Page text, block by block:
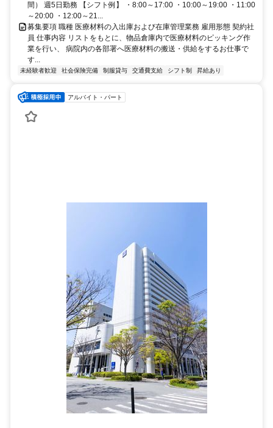
間） 週5日勤務 【シフト例】 ・8:00～17:00 ・10:00～19:00 ・11:00
～20:00 ・12:00～21...
募集要項 職種 医療材料の入出庫および在庫管理業務 雇用形態 契約社
員 仕事内容 リストをもとに、物品倉庫内で医療材料のピッキング作
業を行い、 病院内の各部署へ医療材料の搬送・供給をするお仕事で
す...
未経験者歓迎 社会保険完備 制服貸与 交通費支給 シフト制 昇給あり
アルバイト・パート